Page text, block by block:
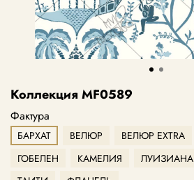
Коллекция MF0589
Фактура
БАРХАТ ВЕЛЮР ВЕЛЮР EXTRA
ГОБЕЛЕН
КАМЕЛИЯ ЛУИЗИАНА